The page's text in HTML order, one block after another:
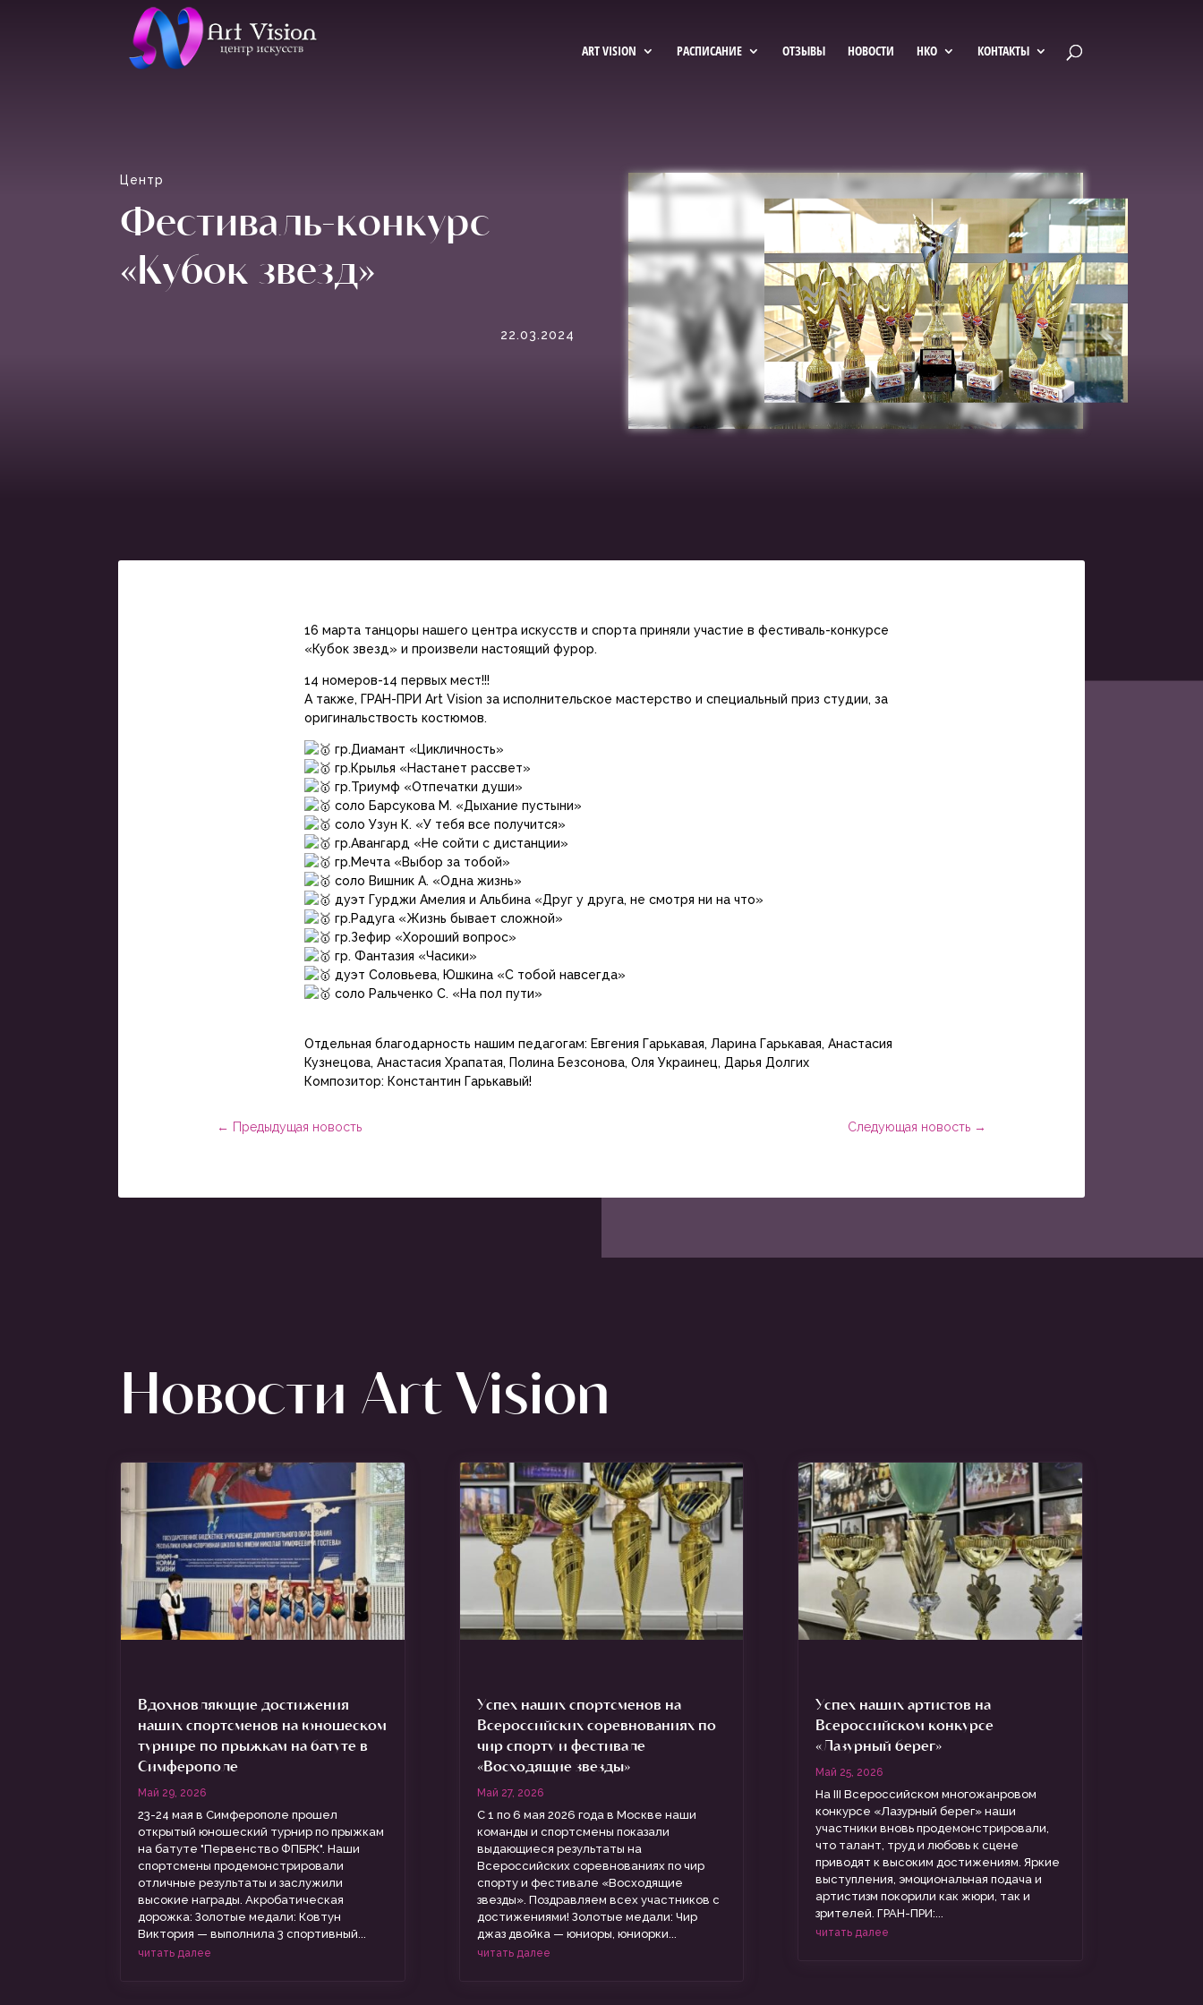
ART VISION РАСПИСАНИЕ ОТЗЫВЫ НОВОСТИ НКО КОНТАКТЫ
Центр
Фестиваль-конкурс
«Кубок звезд»
22.03.2024
16 марта танцоры нашего центра искусств и спорта приняли участие в фестиваль-конкурсе
«Кубок звезд» и произвели настоящий фурор.
14 номеров-14 первых мест!!!
А также, ГРАН-ПРИ Art Vision за исполнительское мастерство и специальный приз студии, за
оригинальствость костюмов.
гр.Диамант «Цикличность»
гр.Крылья «Настанет рассвет»
гр.Триумф «Отпечатки души»
соло Барсукова М. «Дыхание пустыни»
соло Узун К. «У тебя все получится»
гр.Авангард «Не сойти с дистанции»
гр.Мечта «Выбор за тобой»
соло Вишник А. «Одна жизнь»
дуэт Гурджи Амелия и Альбина «Друг у друга, не смотря ни на что»
гр.Радуга «Жизнь бывает сложной»
гр.Зефир «Хороший вопрос»
гр. Фантазия «Часики»
дуэт Соловьева, Юшкина «С тобой навсегда»
соло Ральченко С. «На пол пути»
Отдельная благодарность нашим педагогам: Евгения Гарькавая, Ларина Гарькавая, Анастасия
Кузнецова, Анастасия Храпатая, Полина Безсонова, Оля Украинец, Дарья Долгих
Композитор: Константин Гарькавый!
← Предыдущая новость Следующая новость →
Новости Art Vision
Вдохновляющие достижения
наших спортсменов на юношеском
турнире по прыжкам на батуте в
Симферополе
Май 29, 2026
23-24 мая в Симферополе прошел
открытый юношеский турнир по прыжкам
на батуте "Первенство ФПБРК". Наши
спортсмены продемонстрировали
отличные результаты и заслужили
высокие награды. Акробатическая
дорожка: Золотые медали: Ковтун
Виктория — выполнила 3 спортивный...
читать далее
Успех наших спортсменов на
Всероссийских соревнованиях по
чир спорту и фестивале
«Восходящие звезды»
Май 27, 2026
С 1 по 6 мая 2026 года в Москве наши
команды и спортсмены показали
выдающиеся результаты на
Всероссийских соревнованиях по чир
спорту и фестивале «Восходящие
звезды». Поздравляем всех участников с
достижениями! Золотые медали: Чир
джаз двойка — юниоры, юниорки...
читать далее
Успех наших артистов на
Всероссийском конкурсе
«Лазурный берег»
Май 25, 2026
На III Всероссийском многожанровом
конкурсе «Лазурный берег» наши
участники вновь продемонстрировали,
что талант, труд и любовь к сцене
приводят к высоким достижениям. Яркие
выступления, эмоциональная подача и
артистизм покорили как жюри, так и
зрителей. ГРАН-ПРИ:...
читать далее